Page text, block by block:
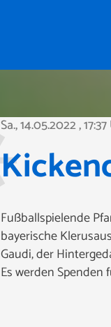
Sa., 14.05.2022,
Fußballspielende
bayerische
Gaudi, der
Es werden